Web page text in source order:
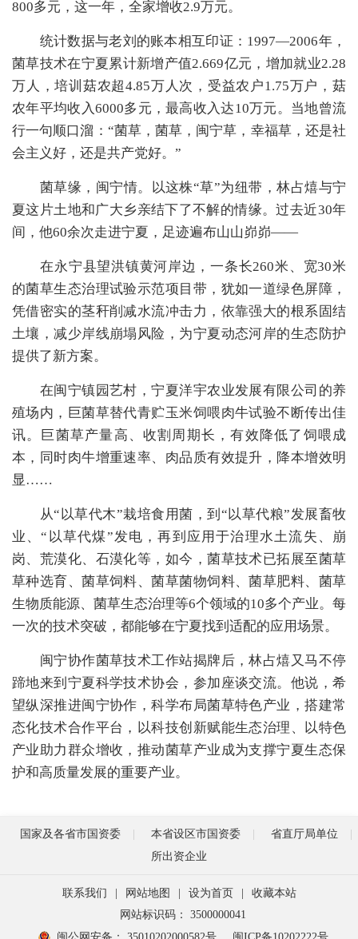
800多元，这一年，全家增收2.9万元。
统计数据与老刘的账本相互印证：1997—2006年，
菌草技术在宁夏累计新增产值2.669亿元，增加就业2.28
万人，培训菇农超4.85万人次，受益农户1.75万户，菇
农年平均收入6000多元，最高收入达10万元。当地曾流
行一句顺口溜：“菌草，菌草，闽宁草，幸福草，还是社
会主义好，还是共产党好。”
菌草缘，闽宁情。以这株“草”为纽带，林占熺与宁
夏这片土地和广大乡亲结下了不解的情缘。过去近30年
间，他60余次走进宁夏，足迹遍布山山峁峁——
在永宁县望洪镇黄河岸边，一条长260米、宽30米
的菌草生态治理试验示范项目带，犹如一道绿色屏障，
凭借密实的茎秆削减水流冲击力，依靠强大的根系固结
土壤，减少岸线崩塌风险，为宁夏动态河岸的生态防护
提供了新方案。
在闽宁镇园艺村，宁夏洋宇农业发展有限公司的养
殖场内，巨菌草替代青贮玉米饲喂肉牛试验不断传出佳
讯。巨菌草产量高、收割周期长，有效降低了饲喂成
本，同时肉牛增重速率、肉品质有效提升，降本增效明
显……
从“以草代木”栽培食用菌，到“以草代粮”发展畜牧
业、“以草代煤”发电，再到应用于治理水土流失、崩
岗、荒漠化、石漠化等，如今，菌草技术已拓展至菌草
草种选育、菌草饲料、菌草菌物饲料、菌草肥料、菌草
生物质能源、菌草生态治理等6个领域的10多个产业。每
一次的技术突破，都能够在宁夏找到适配的应用场景。
闽宁协作菌草技术工作站揭牌后，林占熺又马不停
蹄地来到宁夏科学技术协会，参加座谈交流。他说，希
望纵深推进闽宁协作，科学布局菌草特色产业，搭建常
态化技术合作平台，以科技创新赋能生态治理、以特色
产业助力群众增收，推动菌草产业成为支撑宁夏生态保
护和高质量发展的重要产业。
国家及各省市国资委 本省设区市国资委
省直厅局单位
所出资企业
联系我们 网站地图 设为首页
收藏本站
网站标识码： 3500000041